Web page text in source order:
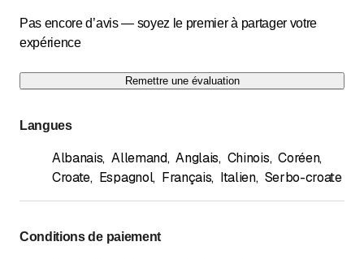
Pas encore d’avis — soyez le premier à partager votre
expérience
Remettre une évaluation
Langues
Albanais, Allemand, Anglais, Chinois, Coréen,
Croate, Espagnol, Français, Italien, Serbo-croate
Conditions de paiement